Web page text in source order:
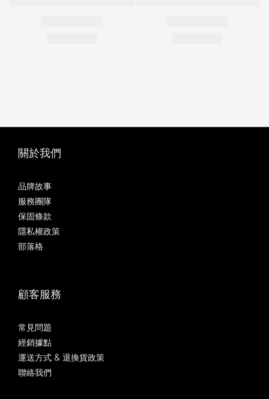
關於我們
品牌故事
服務團隊
保固條款
隱私權政策
部落格
顧客服務
常見問題
經銷據點
運送方式 & 退換貨政策
聯絡我們